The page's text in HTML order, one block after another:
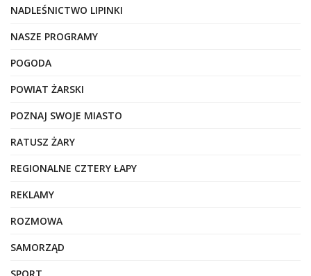
NADLEŚNICTWO LIPINKI
NASZE PROGRAMY
POGODA
POWIAT ŻARSKI
POZNAJ SWOJE MIASTO
RATUSZ ŻARY
REGIONALNE CZTERY ŁAPY
REKLAMY
ROZMOWA
SAMORZĄD